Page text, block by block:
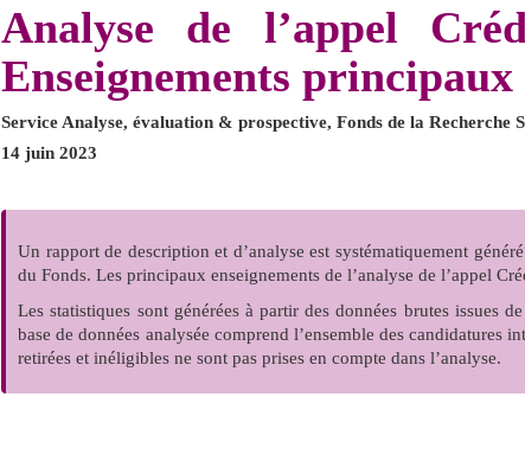
Analyse de l’appel
Enseignements principaux
Service Analyse, évaluation & prospective, Fonds de la Recherche
14 juin 2023
Un rapport de description et d’analyse est systématiquement
du Fonds. Les principaux enseignements de l’analyse de l’appel
Les statistiques sont générées à partir des données brutes issues
base de données analysée comprend l’ensemble des candidatures
retirées et inéligibles ne sont pas prises en compte dans l’analyse.